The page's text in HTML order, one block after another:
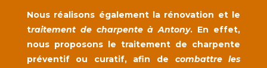
Nous réalisons également la rénovation et le
traitement de charpente à Antony. En effet,
nous proposons le traitement de charpente
préventif ou curatif, afin de combattre les